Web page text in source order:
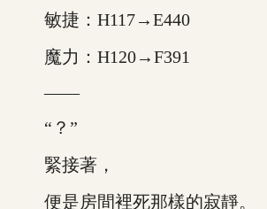
敏捷：H117→E440
魔力：H120→F391
——
“？”
緊接著，
便是房間裡死那樣的寂靜。